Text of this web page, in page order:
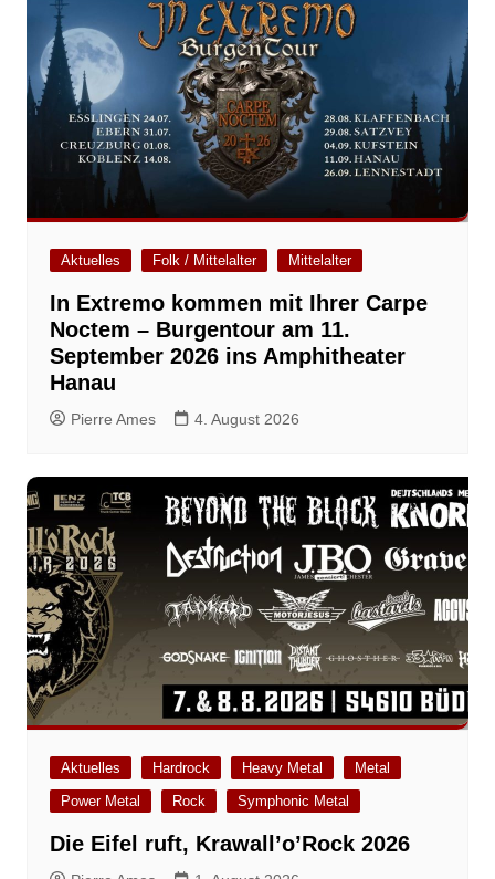
Aktuelles Folk / Mittelalter Mittelalter
In Extremo kommen mit Ihrer Carpe
Noctem – Burgentour am 11.
September 2026 ins Amphitheater
Hanau
Pierre Ames 4. August 2026
Aktuelles Hardrock Heavy Metal
Metal
Power Metal
Rock Symphonic Metal
Die Eifel ruft, Krawall’o’Rock 2026